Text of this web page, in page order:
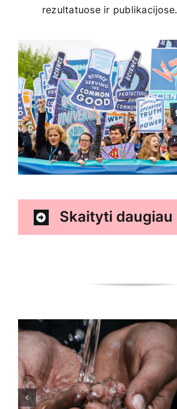
rezultatuose ir publikacijose.
Skaityti daugiau